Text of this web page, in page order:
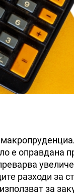
е оправдана
разходи за
за